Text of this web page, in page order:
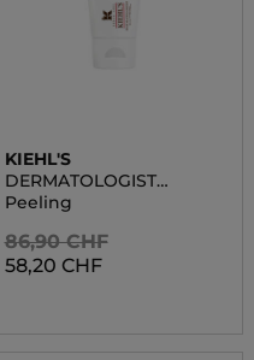
KIEHL'S
DERMATOLOGIST
SOLUTIONS CLEANS
Peeling
86,90 CHF
58,20 CHF